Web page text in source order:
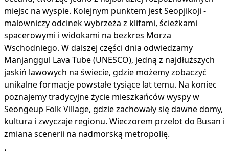
miejsc na wyspie. Kolejnym punktem jest Seopjikoji -
malowniczy odcinek wybrzeża z klifami, ścieżkami
spacerowymi i widokami na bezkres Morza
Wschodniego. W dalszej części dnia odwiedzamy
Manjanggul Lava Tube (UNESCO), jedną z najdłuższych
jaskiń lawowych na świecie, gdzie możemy zobaczyć
unikalne formacje powstałe tysiące lat temu. Na koniec
poznajemy tradycyjne życie mieszkańców wyspy w
Seongeup Folk Village, gdzie zachowały się dawne domy,
kultura i zwyczaje regionu. Wieczorem przelot do Busan i
zmiana scenerii na nadmorską metropolię.